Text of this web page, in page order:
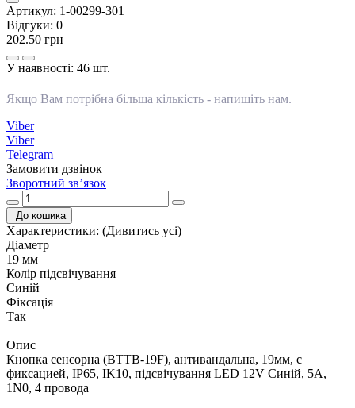
Артикул: 1-00299-301
Відгуки: 0
202.50 грн
У наявності: 46 шт.
Якщо Вам потрібна більша кількість - напишіть нам.
Viber
Viber
Telegram
Замовити дзвінок
Зворотний зв’язок
До кошика
Характеристики: (Дивитись усі)
Діаметр
19 мм
Колір підсвічування
Синій
Фіксація
Так
Опис
Кнопка сенсорна (BTTB-19F), антивандальна, 19мм, с
фиксацией, IP65, IK10, підсвічування LED 12V Синій, 5А,
1N0, 4 провода